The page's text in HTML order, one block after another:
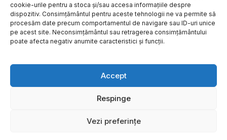
cookie-urile pentru a stoca și/sau accesa informațiile despre
dispozitiv. Consimțământul pentru aceste tehnologii ne va permite să
procesăm date precum comportamentul de navigare sau ID-uri unice
pe acest site. Neconsimțământul sau retragerea consimțământului
poate afecta negativ anumite caracteristici și funcții.
Accept
Respinge
Vezi preferințe
Copyright ©2026